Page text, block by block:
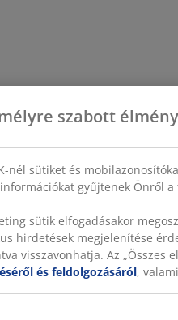
szabott
nél sütiket és
gyűjtenek Önről
sütik elfogadásakor
hirdetések megjelenítése
visszavonhatja. Az „Összes
és feldolgozásáról,